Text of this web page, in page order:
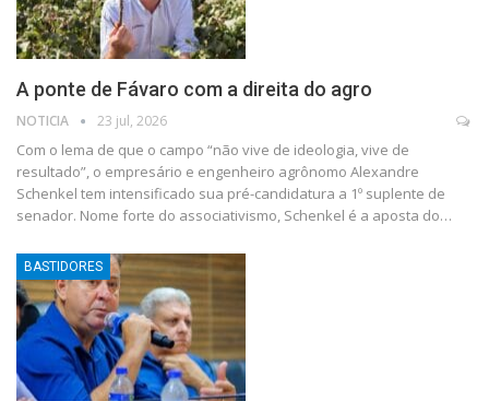
A ponte de Fávaro com a direita do agro
NOTICIA 23 jul, 2026
Com o lema de que o campo “não vive de ideologia, vive de
resultado”, o empresário e engenheiro agrônomo Alexandre
Schenkel tem intensificado sua pré-candidatura a 1º suplente de
senador. Nome forte do associativismo, Schenkel é a aposta do…
BASTIDORES